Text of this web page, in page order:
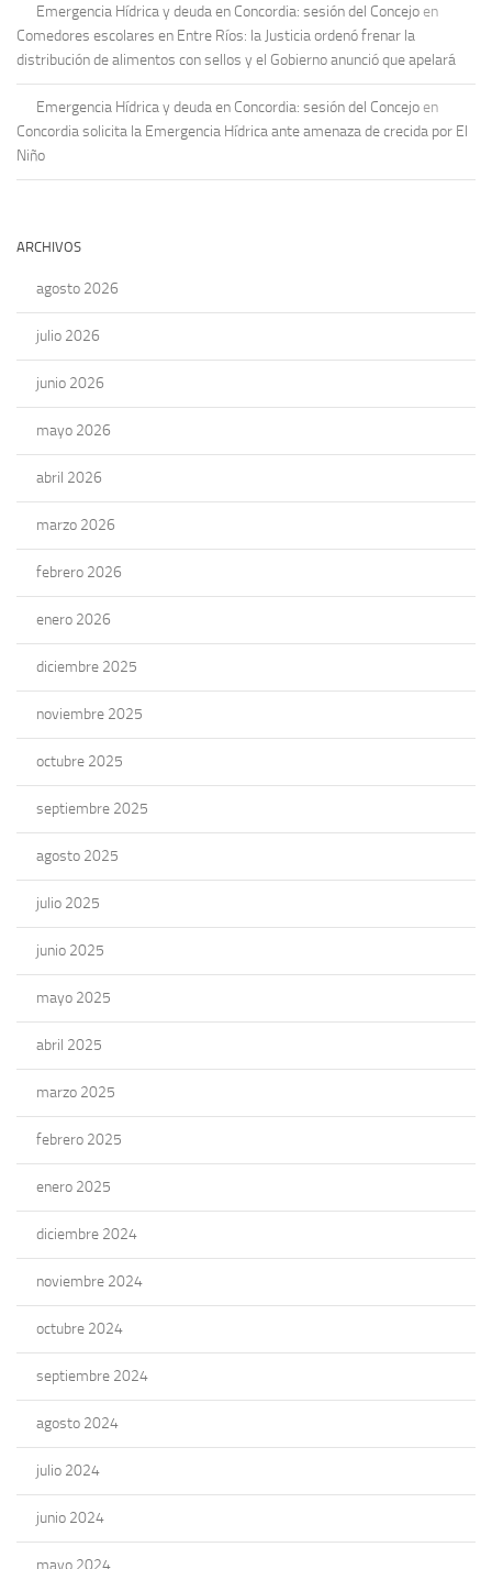
Emergencia Hídrica y deuda en Concordia: sesión del Concejo en
Comedores escolares en Entre Ríos: la Justicia ordenó frenar la
distribución de alimentos con sellos y el Gobierno anunció que apelará
Emergencia Hídrica y deuda en Concordia: sesión del Concejo en
Concordia solicita la Emergencia Hídrica ante amenaza de crecida por El
Niño
ARCHIVOS
agosto 2026
julio 2026
junio 2026
mayo 2026
abril 2026
marzo 2026
febrero 2026
enero 2026
diciembre 2025
noviembre 2025
octubre 2025
septiembre 2025
agosto 2025
julio 2025
junio 2025
mayo 2025
abril 2025
marzo 2025
febrero 2025
enero 2025
diciembre 2024
noviembre 2024
octubre 2024
septiembre 2024
agosto 2024
julio 2024
junio 2024
mayo 2024